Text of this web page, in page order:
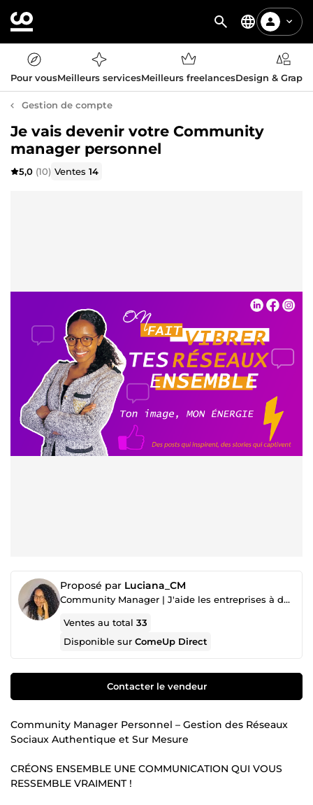
Pour vousMeilleurs servicesMeilleurs freelancesDesign &
Gestion de compte
Je vais devenir votre Community
manager personnel
5,0 (10) Ventes14
Proposé par Luciana_CM
Community Manager | J'aide les entreprises à développer leur visibilité sur Instagram et LinkedIn.
Ventes au total33
Disponible surComeUp Direct
Contacter le vendeur
Community Manager Personnel – Gestion des Réseaux
Sociaux Authentique et Sur Mesure
CRÉONS ENSEMBLE UNE COMMUNICATION QUI VOUS
RESSEMBLE VRAIMENT !